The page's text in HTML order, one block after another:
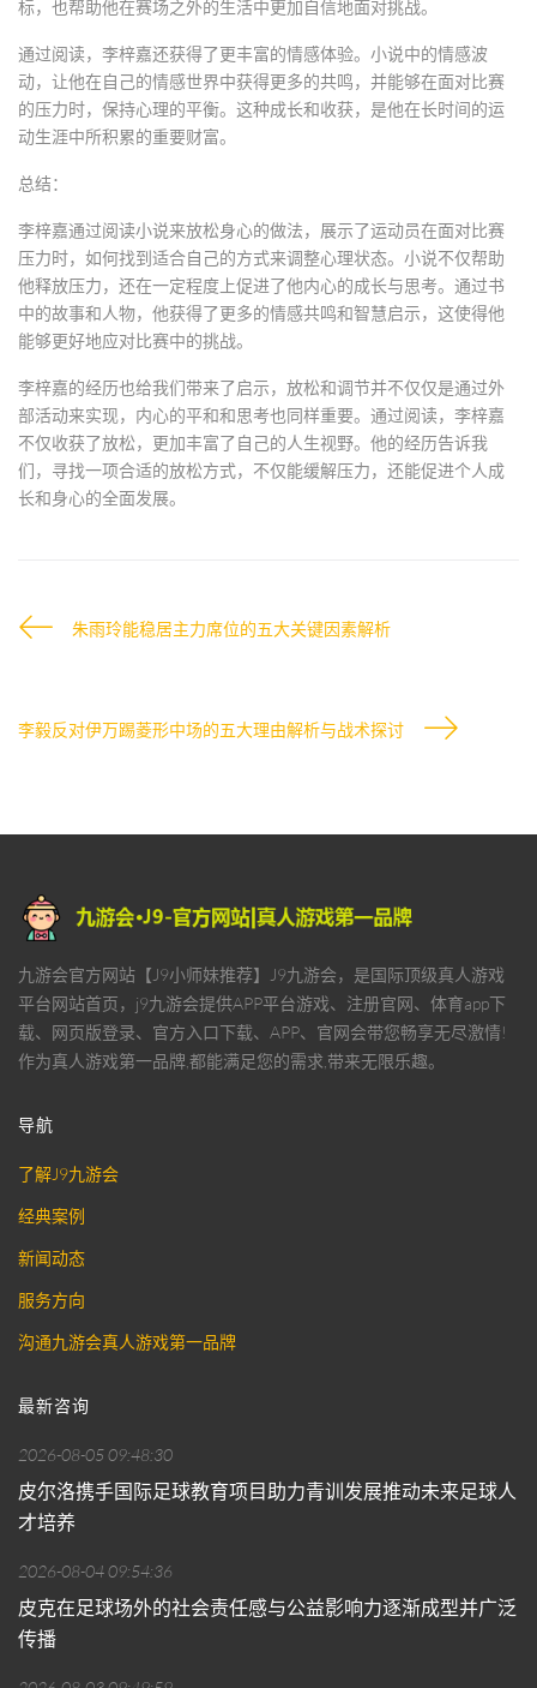
标，也帮助他在赛场之外的生活中更加自信地面对挑战。
通过阅读，李梓嘉还获得了更丰富的情感体验。小说中的情感波
动，让他在自己的情感世界中获得更多的共鸣，并能够在面对比赛
的压力时，保持心理的平衡。这种成长和收获，是他在长时间的运
动生涯中所积累的重要财富。
总结：
李梓嘉通过阅读小说来放松身心的做法，展示了运动员在面对比赛
压力时，如何找到适合自己的方式来调整心理状态。小说不仅帮助
他释放压力，还在一定程度上促进了他内心的成长与思考。通过书
中的故事和人物，他获得了更多的情感共鸣和智慧启示，这使得他
能够更好地应对比赛中的挑战。
李梓嘉的经历也给我们带来了启示，放松和调节并不仅仅是通过外
部活动来实现，内心的平和和思考也同样重要。通过阅读，李梓嘉
不仅收获了放松，更加丰富了自己的人生视野。他的经历告诉我
们，寻找一项合适的放松方式，不仅能缓解压力，还能促进个人成
长和身心的全面发展。
朱雨玲能稳居主力席位的五大关键因素解析
李毅反对伊万踢菱形中场的五大理由解析与战术探讨
九游会官方网站【J9小师妹推荐】J9九游会，是国际顶级真人游戏
平台网站首页，j9九游会提供APP平台游戏、注册官网、体育app下
载、网页版登录、官方入口下载、APP、官网会带您畅享无尽激情!
作为真人游戏第一品牌,都能满足您的需求,带来无限乐趣。
导航
了解J9九游会
经典案例
新闻动态
服务方向
沟通九游会真人游戏第一品牌
最新咨询
2026-08-05 09:48:30
皮尔洛携手国际足球教育项目助力青训发展推动未来足球人
才培养
2026-08-04 09:54:36
皮克在足球场外的社会责任感与公益影响力逐渐成型并广泛
传播